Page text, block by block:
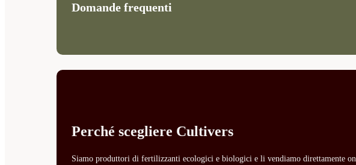
Domande frequenti
Perché scegliere Cultivers
Siamo produttori di fertilizzanti ecologici e biologici e li vendiamo direttamente